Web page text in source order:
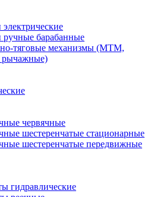
ручные барабанные
тяговые механизмы (МТМ,
рычажные)
червячные
шестеренчатые стационарные
шестеренчатые передвижные
гидравлические